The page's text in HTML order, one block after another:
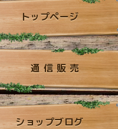
トップページ
通 信 販 売
ショップブログ